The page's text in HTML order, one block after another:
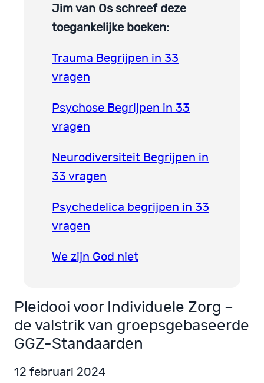
Jim van Os schreef deze
toegankelijke boeken:
Trauma Begrijpen in 33
vragen
Psychose Begrijpen in 33
vragen
Neurodiversiteit Begrijpen in
33 vragen
Psychedelica begrijpen in 33
vragen
We zijn God niet
Pleidooi voor Individuele Zorg –
de valstrik van groepsgebaseerde
GGZ-Standaarden
12 februari 2024